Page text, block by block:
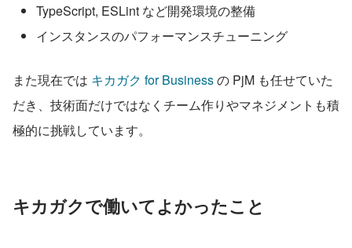
TypeScript, ESLint など開発環境の整備
インスタンスのパフォーマンスチューニング
また現在では キカガク for Business の PjM も任せていた
だき、技術面だけではなくチーム作りやマネジメントも積
極的に挑戦しています。
キカガクで働いてよかったこと